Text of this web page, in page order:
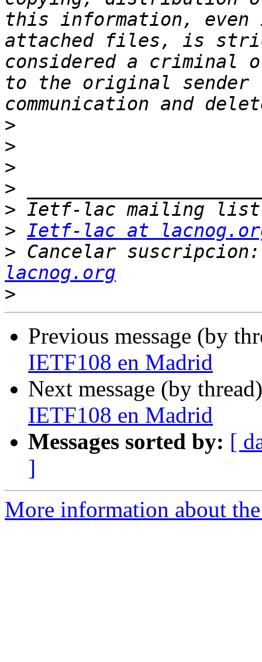
this information,
attached files, is
considered a criminal
to the original sender
>
>
>
>
>
> Ietf-lac at
> Cancelar
lacnog.org
>
Previous message (by
IETF108 en Madrid
Next message (by
IETF108 en Madrid
Messages sorted by: [
]
More information about